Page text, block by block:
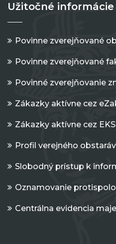
Užitočné informácie
Povinne zverejňované
Povinne zverejňované
Povinné zverejňovanie
Zákazky aktívne cez
Zákazky aktívne cez EKS
Profil verejného
Slobodný prístup k
Oznamovanie
Centrálna evidencia